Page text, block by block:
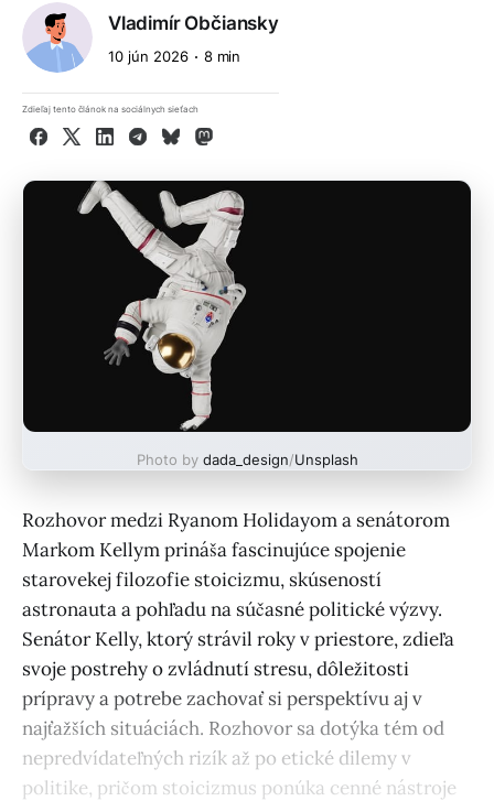
Vladimír Občiansky
10 jún 2026 8 min
Zdieľaj tento článok na sociálnych sieťach
Facebook
X LinkedInTelegram
BlueskyMastodon
Photo by dada_design/Unsplash
Rozhovor medzi Ryanom Holidayom a senátorom
Markom Kellym prináša fascinujúce spojenie
starovekej filozofie stoicizmu, skúseností
astronauta a pohľadu na súčasné politické výzvy.
Senátor Kelly, ktorý strávil roky v priestore, zdieľa
svoje postrehy o zvládnutí stresu, dôležitosti
prípravy a potrebe zachovať si perspektívu aj v
najťažších situáciách. Rozhovor sa dotýka tém od
nepredvídateľných rizík až po etické dilemy v
politike, pričom stoicizmus ponúka cenné nástroje